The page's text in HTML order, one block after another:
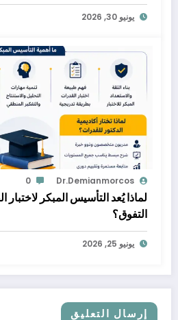
يونيو 30, 2026
Dr.demianmorcos
0
لماذا يُعد التأسيس المبكر لاختبار
التفوق؟
يونيو 25, 2026
إرسال التعليق